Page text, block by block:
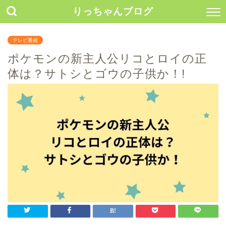
りっちゃんブログ
テレビ番組
ポケモンの新主人公リコとロイの正
体は？サトシとゴウの子供か！!